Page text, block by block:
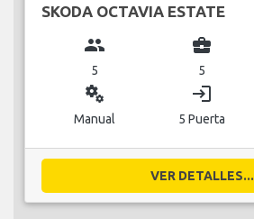
SKODA OCTAVIA ESTATE
group
5
business_center
5
miscellaneous_services
Manual
login
5 Puerta
VER DETALLES...